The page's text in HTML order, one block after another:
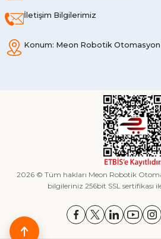
İletişim Bilgilerimiz
Konum: Meon Robotik Otomasyon
2026 © Tüm hakları Meon Robotik
bilgileriniz 256bit SSL sertifikası